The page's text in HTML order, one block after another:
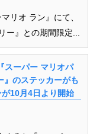
リオ ラン』にて、
ー』との期間限定...
スーパー マリオパ
』のステッカーがも
10月4日より開始